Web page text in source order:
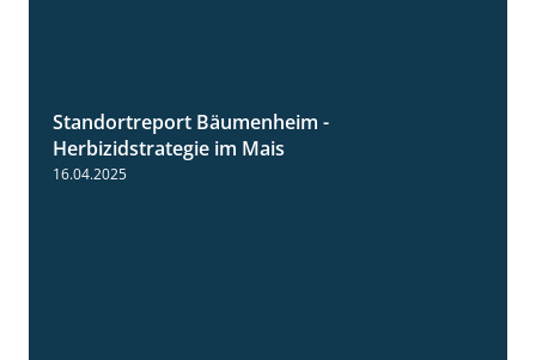
Standortreport Bäumenheim -
Herbizidstrategie im Mais
16.04.2025